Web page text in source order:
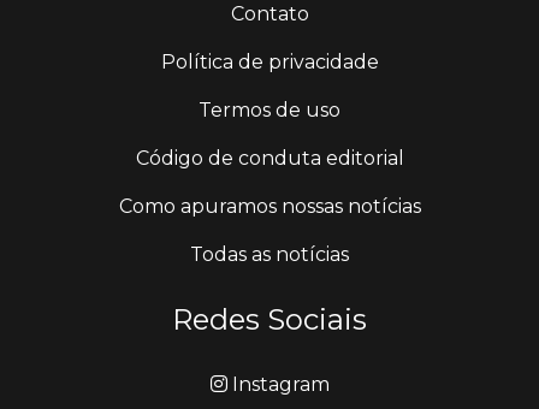
Contato
Política de privacidade
Termos de uso
Código de conduta editorial
Como apuramos nossas notícias
Todas as notícias
Redes Sociais
Instagram